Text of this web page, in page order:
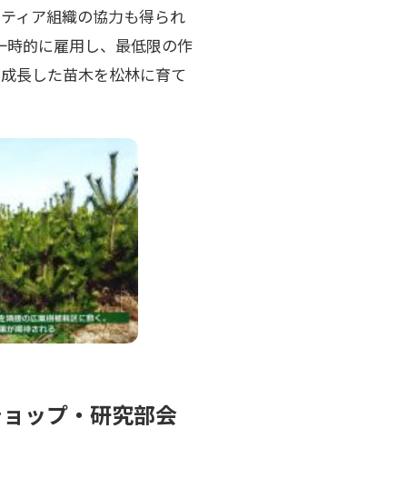
ィア組織の協力も得られ
的に雇用し、最低限の作
長した苗木を松林に育て
ップ・研究部会